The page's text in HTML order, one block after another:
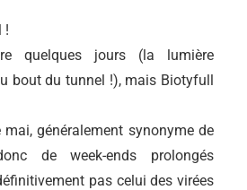
!
quelques jours (la lumière
bout du tunnel !), mais Biotyfull
généralement synonyme de
de week-ends prolongés
pas celui des virées